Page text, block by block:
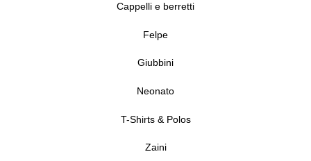
Cappelli e berretti
Felpe
Giubbini
Neonato
T-Shirts & Polos
Zaini